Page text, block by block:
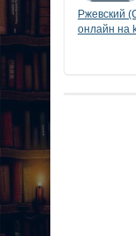
Ржевский
онлайн на